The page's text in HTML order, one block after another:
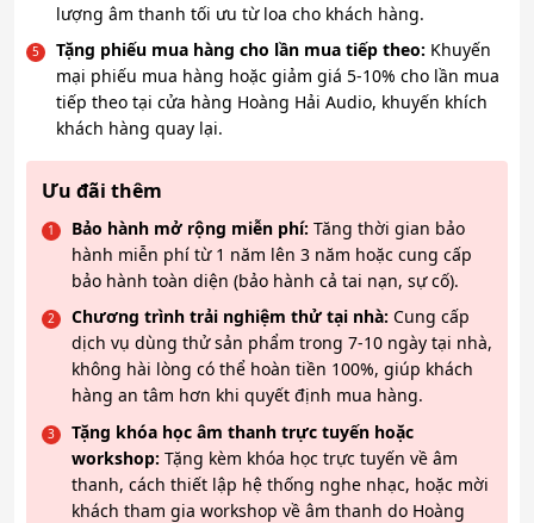
lượng âm thanh tối ưu từ loa cho khách hàng.
Tặng phiếu mua hàng cho lần mua tiếp theo: Khuyến
mại phiếu mua hàng hoặc giảm giá 5-10% cho lần mua
tiếp theo tại cửa hàng Hoàng Hải Audio, khuyến khích
khách hàng quay lại.
Ưu đãi thêm
Bảo hành mở rộng miễn phí: Tăng thời gian bảo
hành miễn phí từ 1 năm lên 3 năm hoặc cung cấp
bảo hành toàn diện (bảo hành cả tai nạn, sự cố).
Chương trình trải nghiệm thử tại nhà: Cung cấp
dịch vụ dùng thử sản phẩm trong 7-10 ngày tại nhà,
không hài lòng có thể hoàn tiền 100%, giúp khách
hàng an tâm hơn khi quyết định mua hàng.
Tặng khóa học âm thanh trực tuyến hoặc
workshop: Tặng kèm khóa học trực tuyến về âm
thanh, cách thiết lập hệ thống nghe nhạc, hoặc mời
khách tham gia workshop về âm thanh do Hoàng